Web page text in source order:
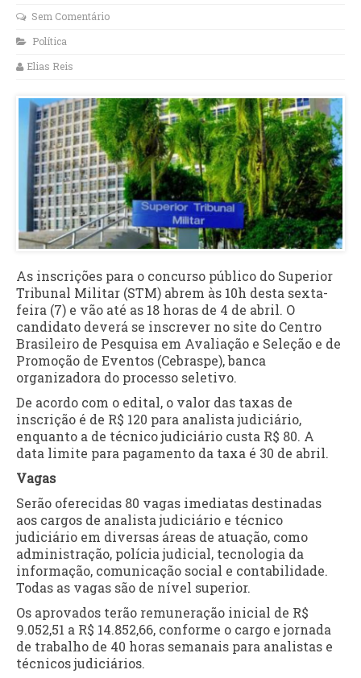
Sem Comentário
Política
Elias Reis
As inscrições para o concurso público do Superior
Tribunal Militar (STM) abrem às 10h desta sexta-
feira (7) e vão até as 18 horas de 4 de abril. O
candidato deverá se inscrever no site do Centro
Brasileiro de Pesquisa em Avaliação e Seleção e de
Promoção de Eventos (Cebraspe), banca
organizadora do processo seletivo.
De acordo com o edital, o valor das taxas de
inscrição é de R$ 120 para analista judiciário,
enquanto a de técnico judiciário custa R$ 80. A
data limite para pagamento da taxa é 30 de abril.
Vagas
Serão oferecidas 80 vagas imediatas destinadas
aos cargos de analista judiciário e técnico
judiciário em diversas áreas de atuação, como
administração, polícia judicial, tecnologia da
informação, comunicação social e contabilidade.
Todas as vagas são de nível superior.
Os aprovados terão remuneração inicial de R$
9.052,51 a R$ 14.852,66, conforme o cargo e jornada
de trabalho de 40 horas semanais para analistas e
técnicos judiciários.